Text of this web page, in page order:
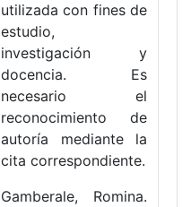
utilizada con fines de
estudio,
investigación y
docencia. Es
necesario el
reconocimiento de
autoría mediante la
cita correspondiente.
Gamberale, Romina.